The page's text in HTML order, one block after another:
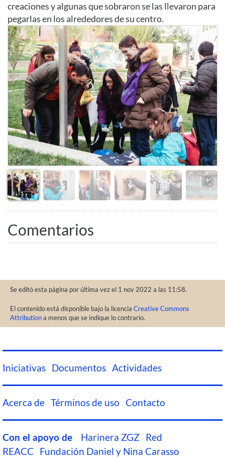
creaciones y algunas que sobraron se las llevaron para
pegarlas en los alrededores de su centro.
Comentarios
Se editó esta página por última vez el 1 nov 2022 a las 11:58.
El contenido está disponible bajo la licencia Creative Commons
Attributiona menos que se indique lo contrario.
Iniciativas Documentos Actividades
Acerca de Términos de uso Contacto
Con el apoyo de Harinera ZGZ Red
REACC
Fundación Daniel y Nina Carasso